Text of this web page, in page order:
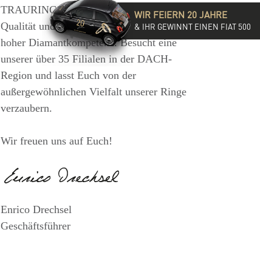
TRAURINGSCHMIEDE für exzellente
Qualität und hochwertige Beratung mit
hoher Diamantkompetenz. Besucht eine
unserer über 35 Filialen in der DACH-
Region und lasst Euch von der
außergewöhnlichen Vielfalt unserer Ringe
verzaubern.
Wir freuen uns auf Euch!
Enrico Drechsel
Geschäftsführer
WIR FEIERN 20 JAHRE
& IHR GEWINNT EINEN FIAT 500